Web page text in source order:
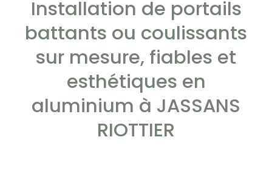
Installation de portails
battants ou coulissants
sur mesure, fiables et
esthétiques en
aluminium à JASSANS
RIOTTIER